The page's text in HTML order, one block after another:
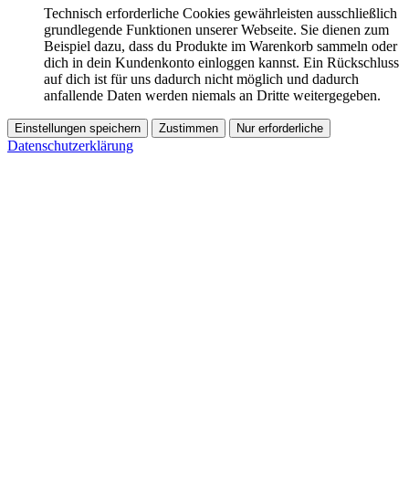
Technisch erforderliche Cookies gewährleisten ausschließlich
grundlegende Funktionen unserer Webseite. Sie dienen zum
Beispiel dazu, dass du Produkte im Warenkorb sammeln oder
dich in dein Kundenkonto einloggen kannst. Ein Rückschluss
auf dich ist für uns dadurch nicht möglich und dadurch
anfallende Daten werden niemals an Dritte weitergegeben.
Einstellungen speichern Zustimmen Nur erforderliche
Datenschutzerklärung